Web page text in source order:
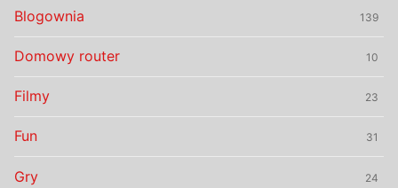
Blogownia 139
Domowy router 10
Filmy 23
Fun 31
Gry 24